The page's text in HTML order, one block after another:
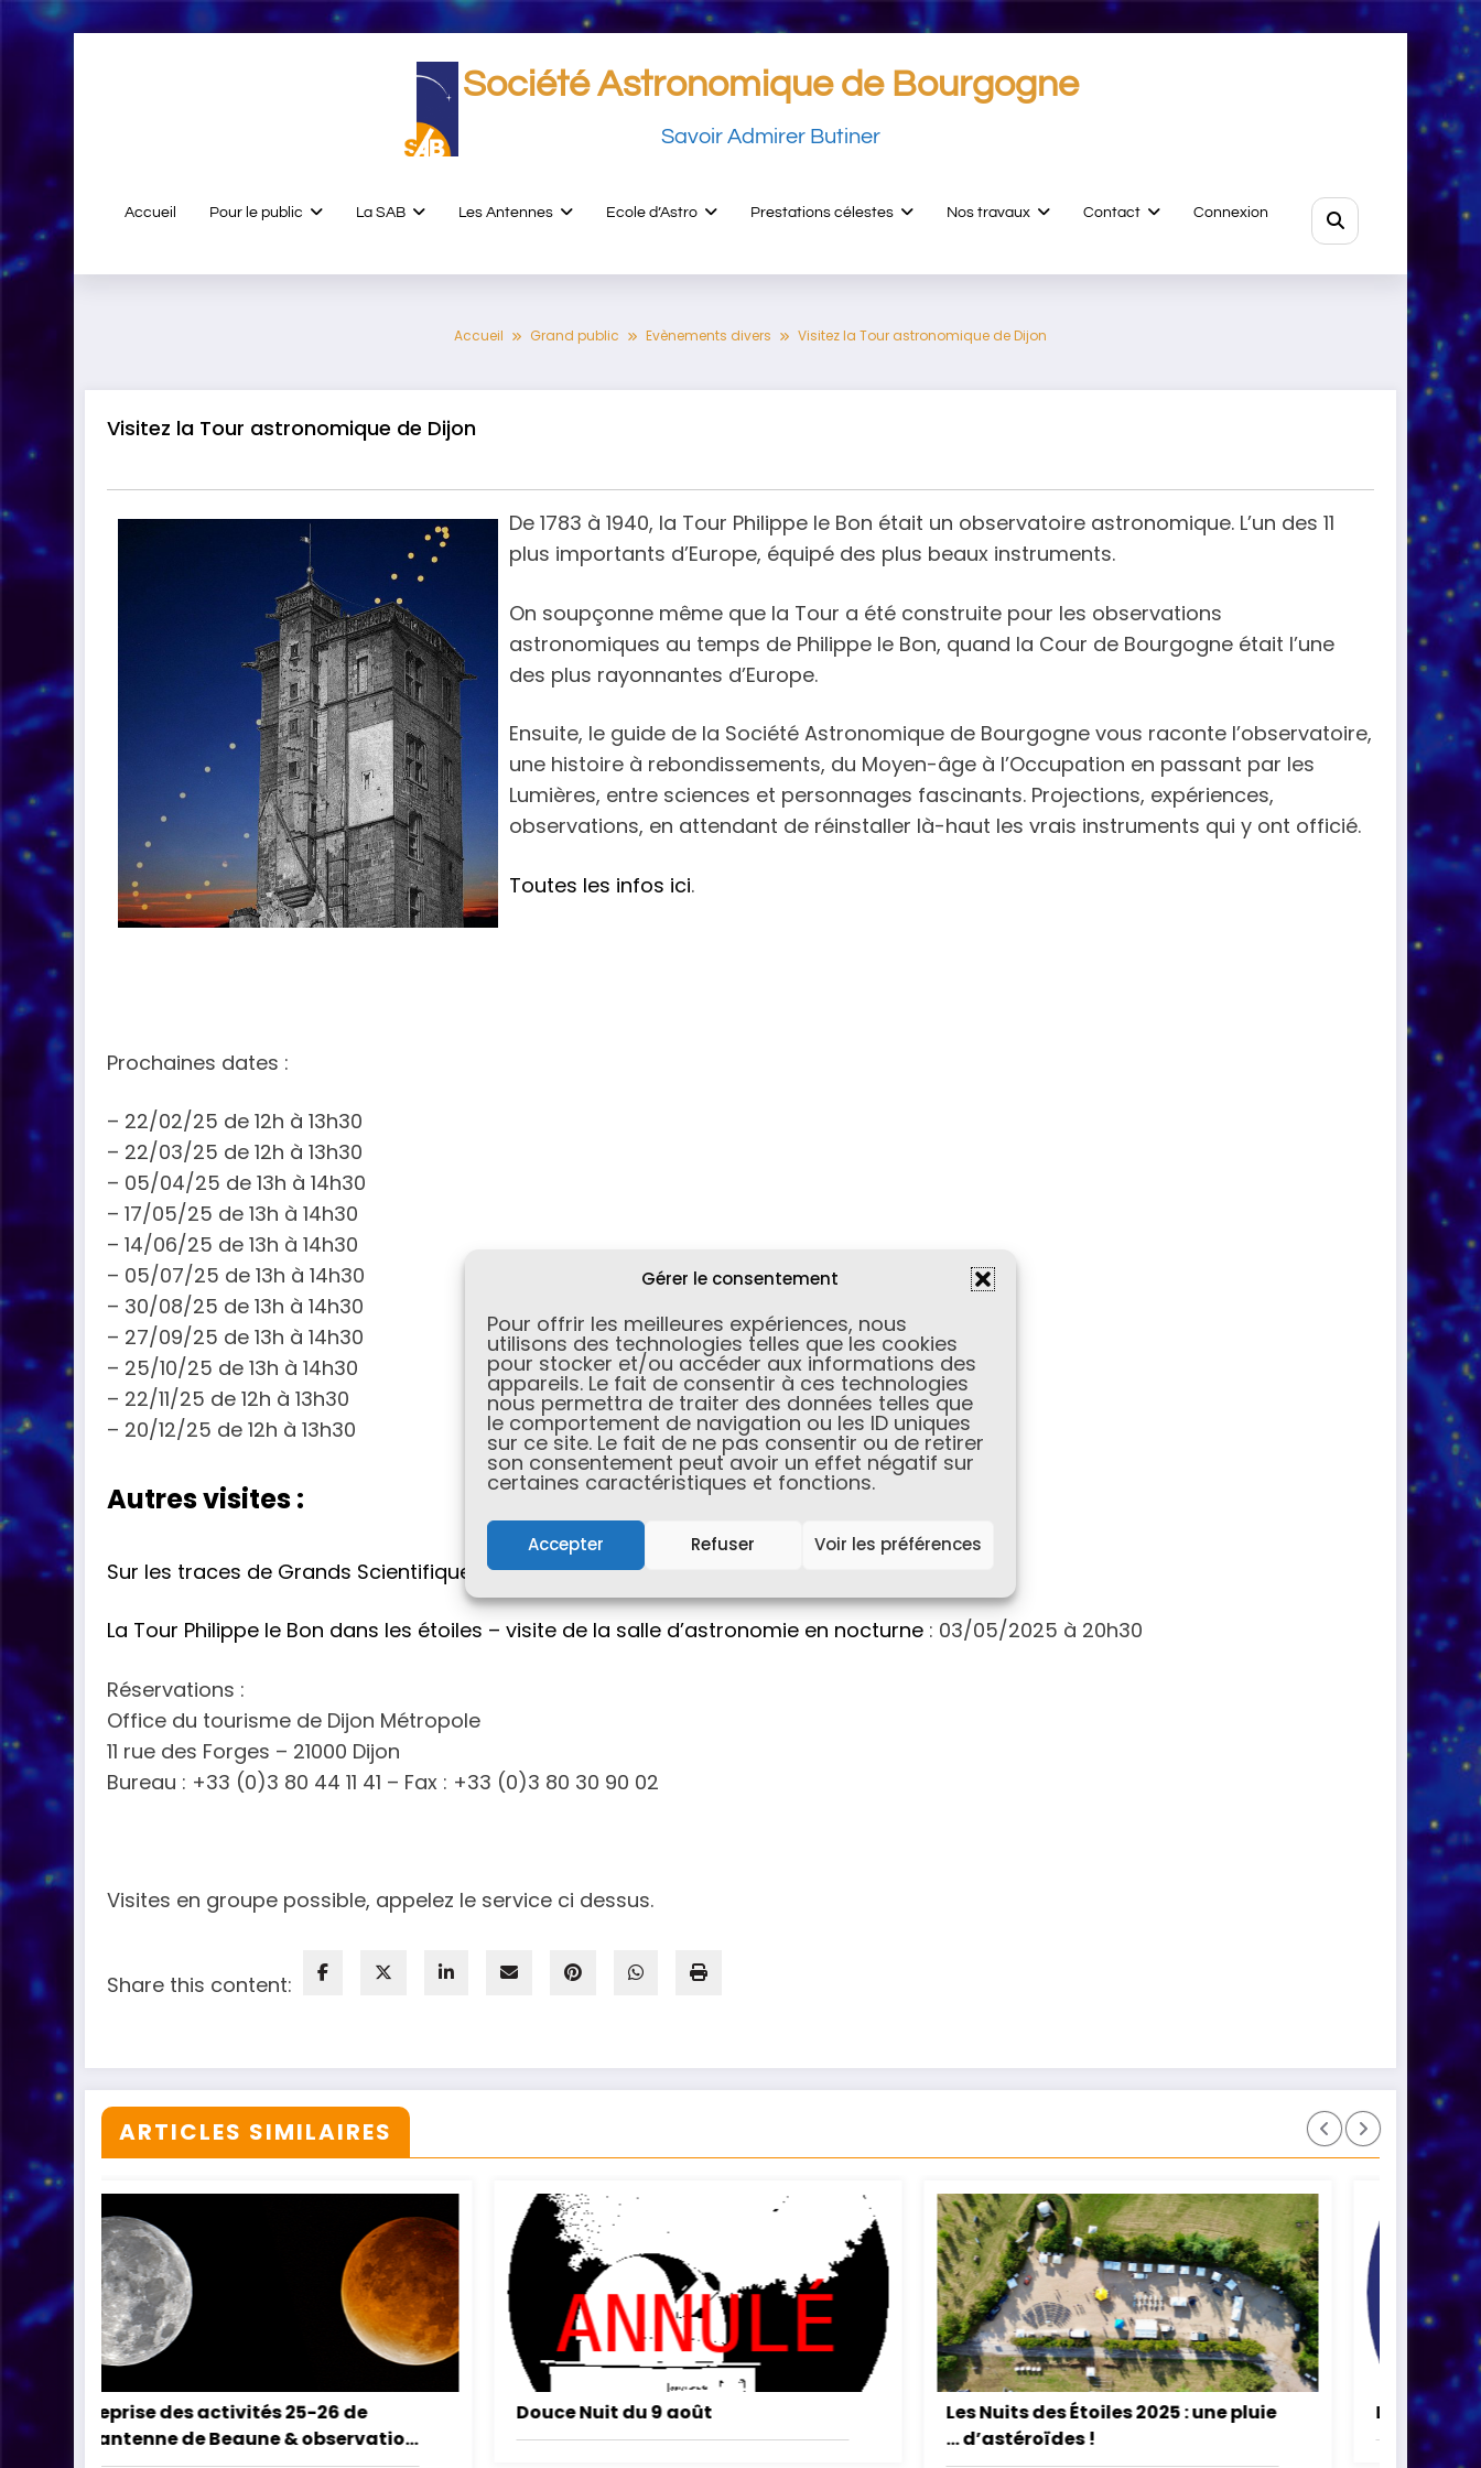
Gérer le consentement
Pour offrir les meilleures expériences, nous
utilisons des technologies telles que les cookies
pour stocker et/ou accéder aux informations des
appareils. Le fait de consentir à ces technologies
nous permettra de traiter des données telles que
le comportement de navigation ou les ID uniques
sur ce site. Le fait de ne pas consentir ou de retirer
son consentement peut avoir un effet négatif sur
certaines caractéristiques et fonctions.
Accepter Refuser Voir les préférences
au
Société Astronomique de Bourgogne
Savoir Admirer Butiner
Accueil Pour le public La SAB Les Antennes Ecole d’Astro Prestations célestes Nos travaux Contact Connexion
Accueil Grand public Evènements divers Visitez la Tour astronomique de Dijon
Visitez la Tour astronomique de Dijon
De 1783 à 1940, la Tour Philippe le Bon était un observatoire astronomique. L’un des 11
plus importants d’Europe, équipé des plus beaux instruments.
On soupçonne même que la Tour a été construite pour les observations
astronomiques au temps de Philippe le Bon, quand la Cour de Bourgogne était l’une
des plus rayonnantes d’Europe.
Ensuite, le guide de la Société Astronomique de Bourgogne vous raconte l’observatoire,
une histoire à rebondissements, du Moyen-âge à l’Occupation en passant par les
Lumières, entre sciences et personnages fascinants. Projections, expériences,
observations, en attendant de réinstaller là-haut les vrais instruments qui y ont officié.
Toutes les infos ici.
Prochaines dates :
– 22/02/25 de 12h à 13h30
– 22/03/25 de 12h à 13h30
– 05/04/25 de 13h à 14h30
– 17/05/25 de 13h à 14h30
– 14/06/25 de 13h à 14h30
– 05/07/25 de 13h à 14h30
– 30/08/25 de 13h à 14h30
– 27/09/25 de 13h à 14h30
– 25/10/25 de 13h à 14h30
– 22/11/25 de 12h à 13h30
– 20/12/25 de 12h à 13h30
Autres visites :
Sur les traces de Grands Scientifiques : 05/07/2025 et 30/08/2025 à 15h30
La Tour Philippe le Bon dans les étoiles – visite de la salle d’astronomie en nocturne : 03/05/2025 à 20h30
Réservations :
Office du tourisme de Dijon Métropole
11 rue des Forges – 21000 Dijon
Bureau : +33 (0)3 80 44 11 41 – Fax : +33 (0)3 80 30 90 02
Visites en groupe possible, appelez le service ci dessus.
Share this content:
ARTICLES SIMILAIRES
Douce Nuit du 9 août
Les Nuits des Étoiles 2025 : une pluie
… d’astéroïdes !
La nuit des Perséides – 12/08/2025